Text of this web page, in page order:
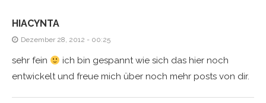
HIACYNTA
Dezember 28, 2012 - 00:25
sehr fein
ich bin gespannt wie sich das hier noch
entwickelt und freue mich über noch mehr posts von dir.